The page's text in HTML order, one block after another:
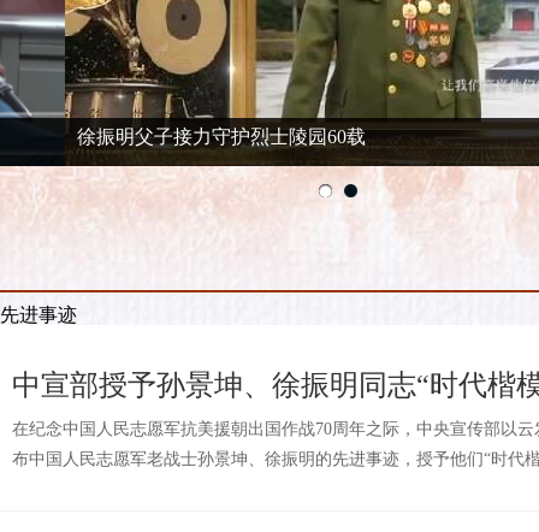
徐振明父子接力守护烈士陵园60载
先进事迹
中宣部授予孙景坤、徐振明同志“时代楷
在纪念中国人民志愿军抗美援朝出国作战70周年之际，中央宣传部以
布中国人民志愿军老战士孙景坤、徐振明的先进事迹，授予他们“时代